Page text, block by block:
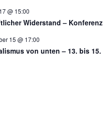
@ 15:00
Widerstand – Konferenz
15 @ 17:00
von unten – 13. bis 15.